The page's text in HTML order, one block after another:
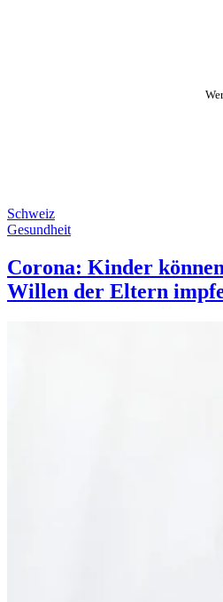
Schweiz
Gesundheit
Corona: Kinder
Willen der Eltern